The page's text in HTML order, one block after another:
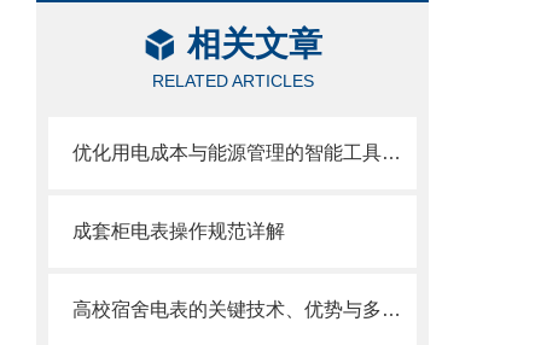
相关文章
RELATED ARTICLES
优化用电成本与能源管理的智能工具——尖峰平谷计量电表详解
成套柜电表操作规范详解
高校宿舍电表的关键技术、优势与多元应用